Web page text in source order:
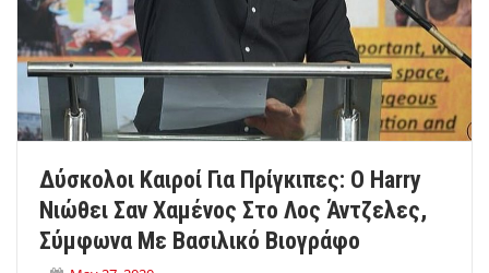
Δύσκολοι Καιροί Για Πρίγκιπες: Ο Harry
Νιώθει Σαν Χαμένος Στο Λος Άντζελες,
Σύμφωνα Με Βασιλικό Βιογράφο